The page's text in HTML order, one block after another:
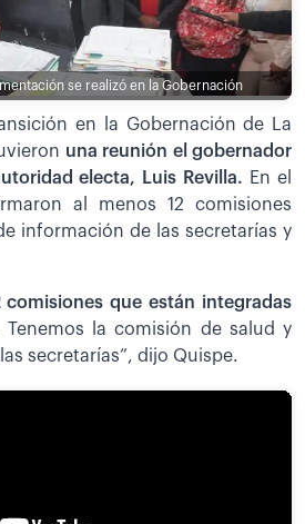
se realizó en la Gobernación
en la Gobernación de La
una reunión el gobernador
electa, Luis Revilla. En el
al menos 12 comisiones
información de las secretarías y
comisiones que están integradas
Tenemos la comisión de salud y
secretarías”, dijo Quispe.